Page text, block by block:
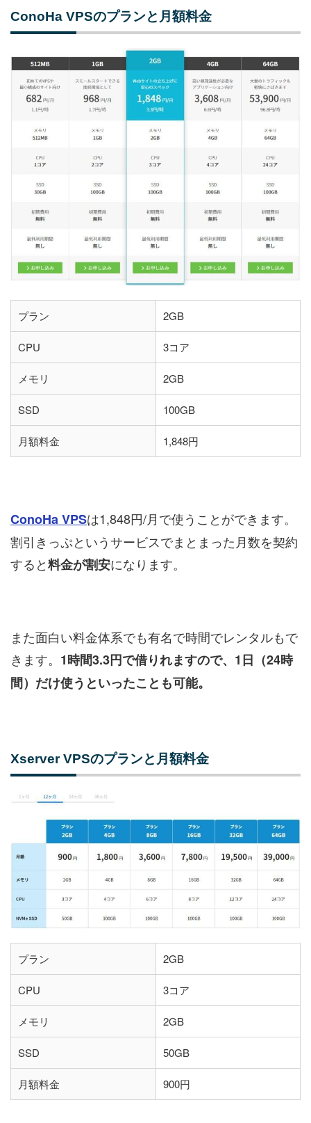
ConoHa VPSのプランと月額料金
プラン 2GB
CPU 3コア
メモリ 2GB
SSD 100GB
月額料金 1,848円
ConoHa VPSは1,848円/月で使うことができます。
割引きっぷというサービスでまとまった月数を契約
すると料金が割安になります。
また面白い料金体系でも有名で時間でレンタルもで
きます。 1時間3.3円で借りれますので、1日（24時
間）だけ使うといったことも可能。
Xserver VPSのプランと月額料金
プラン 2GB
CPU 3コア
メモリ 2GB
SSD 50GB
月額料金 900円